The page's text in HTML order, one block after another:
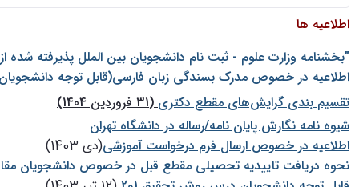
اطلاعیه ها
"بخشنامه وزارت علوم - ثبت نام دانشجويان بين الملل پذيرفته شده
اطلاعیه در خصوص مدرک بسندگی زبان فارسی(قابل توجه
تقسیم بندی گرایش‌های مقطع دکتری(31 فروردین 1404)
شيوه نامه نگارش پايان نامه/رساله در دانشگاه تهران
اطلاعیه در خصوص ارسال فرم درخواست آموزشی(دی 1403)
نحوه دریافت تاییدیه تحصیلی مقطع قبل در خصوص دانشجویان